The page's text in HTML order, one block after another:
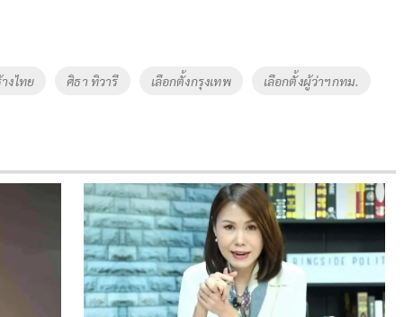
งไทย ศิธา ทิวารี เลือกตั้งกรุงเทพ เลือกตั้งผู้ว่าฯกทม.